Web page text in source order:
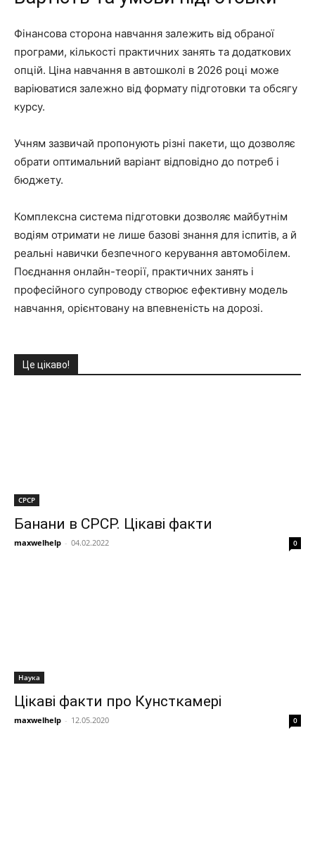
Фінансова сторона навчання залежить від обраної
програми, кількості практичних занять та додаткових
опцій. Ціна навчання в автошколі в 2026 році може
варіюватися залежно від формату підготовки та обсягу
курсу.
Учням зазвичай пропонують різні пакети, що дозволяє
обрати оптимальний варіант відповідно до потреб і
бюджету.
Комплексна система підготовки дозволяє майбутнім
водіям отримати не лише базові знання для іспитів, а й
реальні навички безпечного керування автомобілем.
Поєднання онлайн-теорії, практичних занять і
професійного супроводу створює ефективну модель
навчання, орієнтовану на впевненість на дорозі.
Це цікаво!
СРСР
Банани в СРСР. Цікаві факти
maxwelhelp - 04.02.2022 0
Наука
Цікаві факти про Кунсткамері
maxwelhelp - 12.05.2020 0